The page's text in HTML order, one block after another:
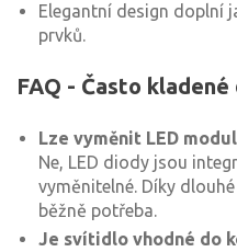
Elegantní design doplní
prvků.
FAQ - Často
Lze vyměnit LED
Ne, LED diody jsou
vyměnitelné. Díky
běžně potřeba.
Je svítidlo vhodné do